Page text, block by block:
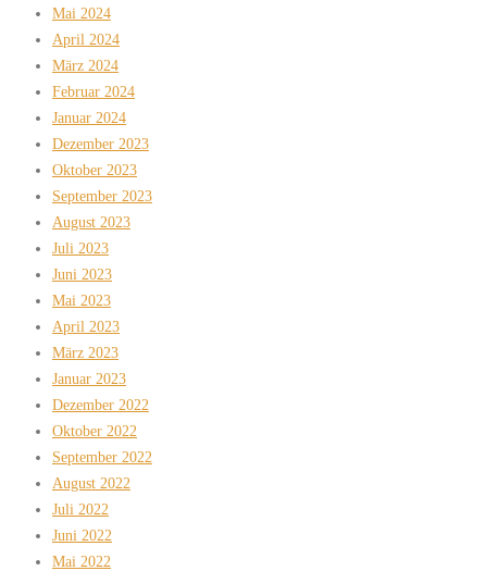
Mai 2024
April 2024
März 2024
Februar 2024
Januar 2024
Dezember 2023
Oktober 2023
September 2023
August 2023
Juli 2023
Juni 2023
Mai 2023
April 2023
März 2023
Januar 2023
Dezember 2022
Oktober 2022
September 2022
August 2022
Juli 2022
Juni 2022
Mai 2022